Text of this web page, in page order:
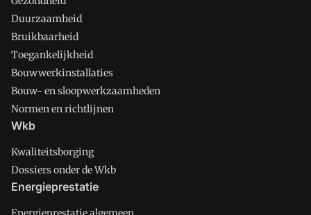
Duurzaamheid
Bruikbaarheid
Toegankelijkheid
Bouwwerkinstallaties
Bouw- en sloopwerkzaamheden
Normen en richtlijnen
Wkb
Kwaliteitsborging
Dossiers onder de Wkb
Energieprestatie